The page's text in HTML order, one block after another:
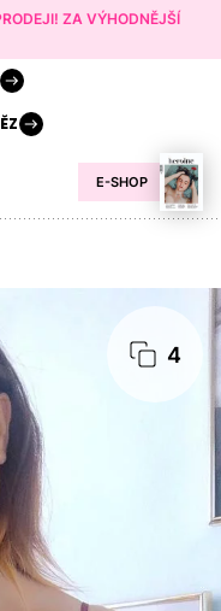
ZA VÝHODNĚJŠÍ
E-SHOP
4